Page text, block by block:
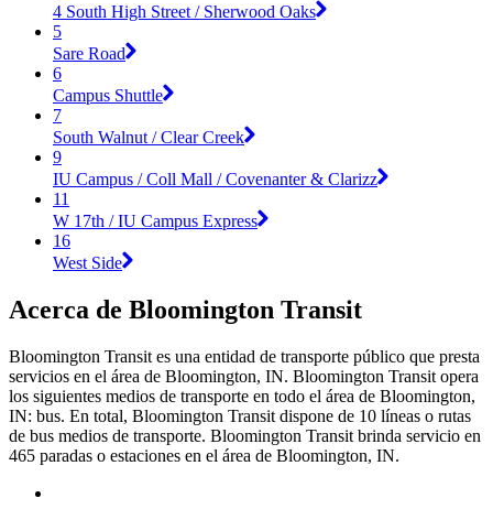
4 South High Street / Sherwood Oaks
5
Sare Road
6
Campus Shuttle
7
South Walnut / Clear Creek
9
IU Campus / Coll Mall / Covenanter & Clarizz
11
W 17th / IU Campus Express
16
West Side
Acerca de Bloomington Transit
Bloomington Transit es una entidad de transporte público que presta
servicios en el área de Bloomington, IN. Bloomington Transit opera
los siguientes medios de transporte en todo el área de Bloomington,
IN: bus. En total, Bloomington Transit dispone de 10 líneas o rutas
de bus medios de transporte. Bloomington Transit brinda servicio en
465 paradas o estaciones en el área de Bloomington, IN.